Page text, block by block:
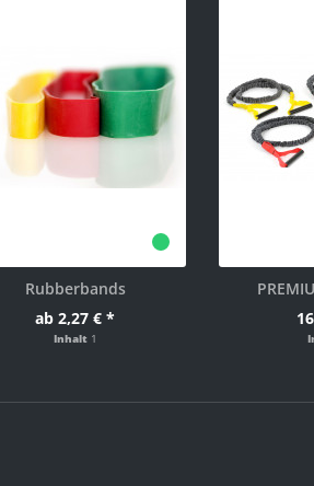
Rubberbands
ab 2,27 € *
Inhalt 1